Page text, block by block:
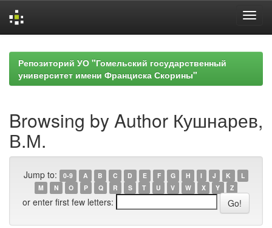
navigationРепозиторий УО "Гомельский государственный
университет имени Франциска Скорины"
Browsing by Author Кушнарев,
В.М.
Jump to: 0-9 A B C D E F G H I J K
L
M
N O P Q R S T U V W X Y Z
or enter first few letters: